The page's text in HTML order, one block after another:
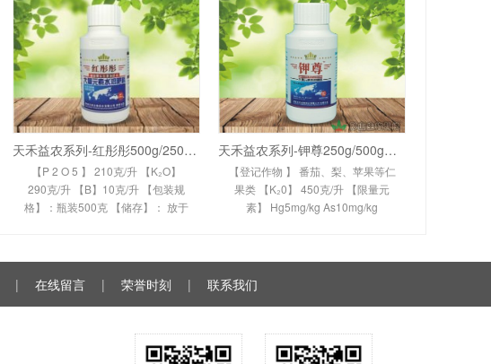
天禾益农系列-红彤彤500g/250g（大量元素水
【P 2 O 5 】 210克/升 【K₂O】
290克/升 【B】10克/升 【包装规
格】：瓶装500克 【储存】： 放于
天禾益农系列-钾尊250g/500g（大量元素水溶
【登记作物 】 番茄、梨、苹果等仁
果类 【K₂0】 450克/升 【限量元
素】 Hg5mg/kg As10mg/kg
升 【储存】： 放于室内
| 在线留言 | 荣誉时刻 | 联系我们